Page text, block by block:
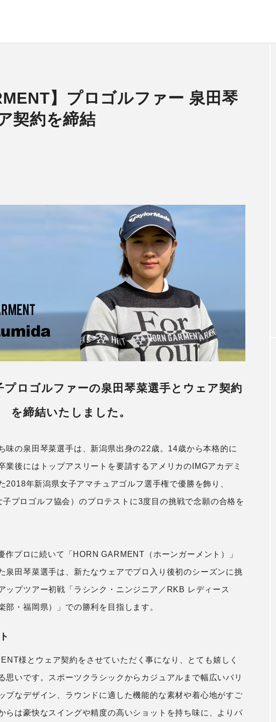
2026.05.29
店舗
HORN GARMENT × TOM and JERR
Yコラボレーション最新作が登場！
】プロゴルファー 泉田琴
契約を締結
プロゴルファーの泉田琴菜選手とウェア契約
を締結いたしました。
味の泉田琴菜選手は、新潟県出身の22歳。14歳から本格的に
業後にはトップアスリートを要請するアメリカのIMGアカデミ
2018年新潟県女子アマチュアゴルフ選手権で優勝を飾り、
プロゴルフ協会）のプロテストに3度目の挑戦で念願の合格を
作プロに続いて「HORN GARMENT（ホーンガーメント）」
泉田琴菜選手は、新たなウェアでプロ入り後初のシーズンに挑
ップツアー初戦「ラシンク・ニンジニア／RKB レディース
部・福岡県）」での勝利を目指します。
様とウェア契約をさせていただく事になり、とても嬉しく
思いです。スポーツクラシックからカジュアルまで幅広いバリ
プなデザイン、ラウンドに適した機能的な素材や着心地がすご
らは豪快なスイングや精度の高いショットを持ち味に、よりパ